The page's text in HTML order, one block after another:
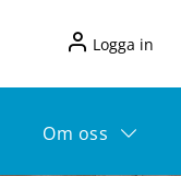
Logga in
Om oss